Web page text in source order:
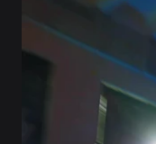
Записаться